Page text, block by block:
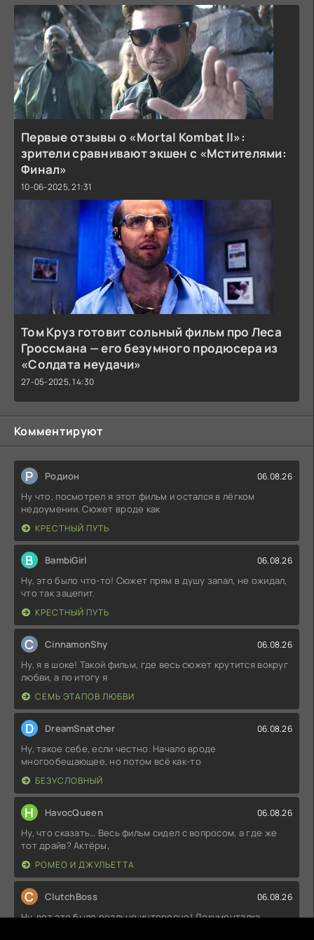
Первые отзывы о «Mortal Kombat II»:
зрители сравнивают экшен с «Мстителями:
Финал»
10-06-2025, 21:31
Том Круз готовит сольный фильм про Леса
Гроссмана — его безумного продюсера из
«Солдата неудачи»
27-05-2025, 14:30
Комментируют
Р Родион 06.08.26
Ну что, посмотрел я этот фильм и остался в лёгком
недоумении. Сюжет вроде как
КРЕСТНЫЙ ПУТЬ
B BambiGirl 06.08.26
Ну, это было что-то! Сюжет прям в душу запал, не ожидал,
что так зацепит.
КРЕСТНЫЙ ПУТЬ
C CinnamonShy 06.08.26
Ну, я в шоке! Такой фильм, где весь сюжет крутится вокруг
любви, а по итогу я
СЕМЬ ЭТАПОВ ЛЮБВИ
D DreamSnatcher 06.08.26
Ну, такое себе, если честно. Начало вроде
многообещающее, но потом всё как-то
БЕЗУСЛОВНЫЙ
H HavocQueen 06.08.26
Ну, что сказать… Весь фильм сидел с вопросом, а где же
тот драйв? Актёры,
РОМЕО И ДЖУЛЬЕТТА
C ClutchBoss 06.08.26
Ну, вот это было реально интересно! Документалка,